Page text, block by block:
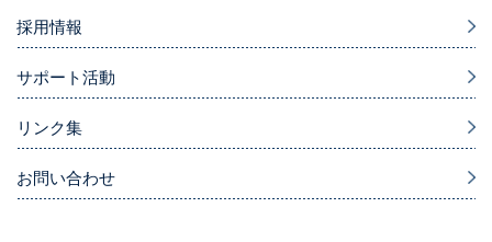
採用情報
サポート活動
リンク集
お問い合わせ